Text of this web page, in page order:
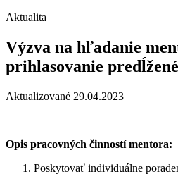
Aktualita
Výzva na hľadanie
prihlasovanie predĺžené
Aktualizované 29.04.2023
Opis pracovných činností mentora:
Poskytovať individuálne